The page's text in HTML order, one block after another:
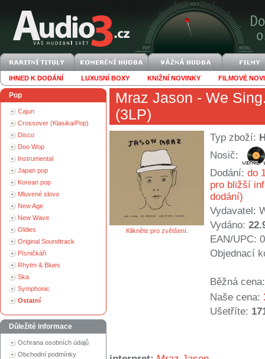
IHNED K DODÁNÍ LUXUSNÍ BOXY KNIŽNÍ NOVINKY FILMOVÉ
Pop
Cajun
Crossover (Klasika/Pop)
Disco
Doo Wop
Instrumental
Japan pop
Korean pop
Mluvené slovo
New Age
New Wave
Oldies
Original Soundtrack
Písničkáři
Rhytm & Blues
Ska
Symphonic
Ostatní
Důležité informace
Ochrana osobních údajů
Obchodní podmínky
Mraz Jason - We
(3LP)
Klikněte pro zvětšení.
Typ zboží:
Nosič:
Dodání: do
pro bližší
dodání)
Vydavatel:
Vydáno:
EAN/UPC:
Objednací
Běžná cena:
Naše cena:
Ušetříte: